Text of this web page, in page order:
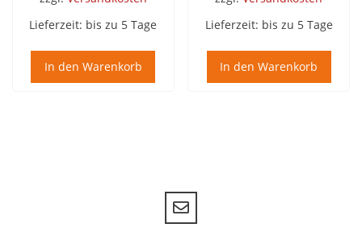
Lieferzeit: bis zu 5 Tage
In den Warenkorb
Lieferzeit: bis zu 5 Tage
In den Warenkorb